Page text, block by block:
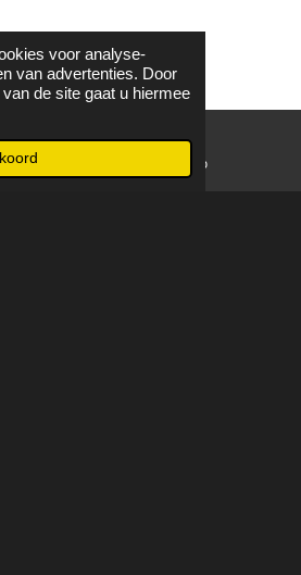
voor analyse-
van advertenties. Door
de site gaat u hiermee
WhatsApp